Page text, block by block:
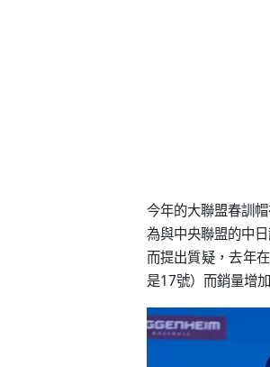
今年的大聯盟春訓
為與中央聯盟的中
而提出質疑，去年
是17號）而銷量增